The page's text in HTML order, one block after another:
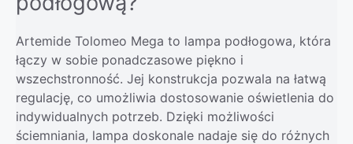
Artemide Tolomeo Mega to lampa podłogowa, która
łączy w sobie ponadczasowe piękno i
wszechstronność. Jej konstrukcja pozwala na łatwą
regulację, co umożliwia dostosowanie oświetlenia do
indywidualnych potrzeb. Dzięki możliwości
ściemniania, lampa doskonale nadaje się do różnych